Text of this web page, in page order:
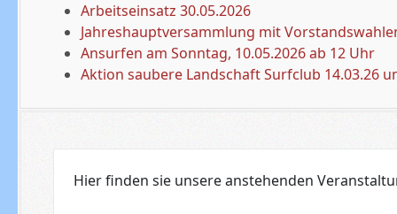
Arbeitseinsatz 30.05.2026
Jahreshauptversammlung mit
Ansurfen am Sonntag, 10.05.2026 ab 12 Uhr
Aktion saubere Landschaft Surfclub 14.03.26
Hier finden sie unsere anstehenden